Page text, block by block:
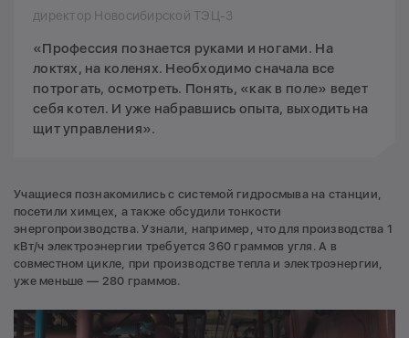
директор Новосибирской ТЭЦ-3
«Профессия познается руками и ногами. На
локтях, на коленях. Необходимо сначала все
потрогать, осмотреть. Понять, «как в поле» ведет
себя котел. И уже набравшись опыта, выходить на
щит управления».
Учащиеся познакомились с системой гидросмыва на станции,
посетили химцех, а также обсудили тонкости
энергопроизводства. Узнали, например, что для производства 1
кВт/ч электроэнергии требуется 360 граммов угля. А в
совместном цикле, при производстве тепла и электроэнергии,
уже меньше — 280 граммов.